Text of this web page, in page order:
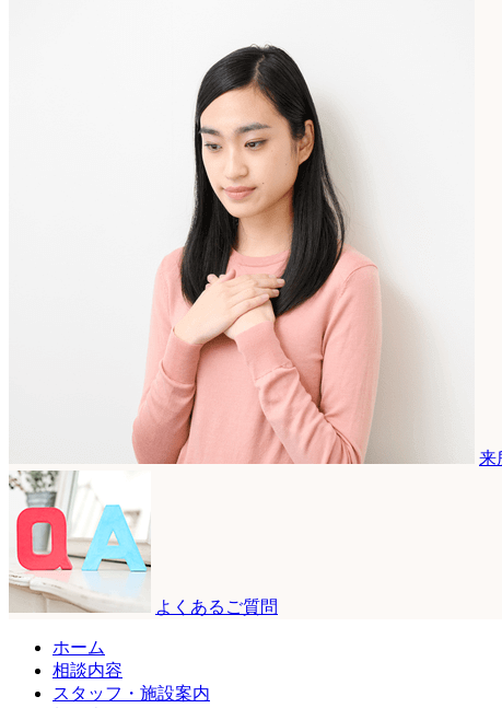
来
よくあるご質問
ホーム
相談内容
スタッフ・施設案内